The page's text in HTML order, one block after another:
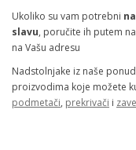
Ukoliko su vam potrebni
slavu, poručite ih putem
na Vašu adresu
Nadstolnjake iz naše
proizvodima koje možete
podmetači, prekrivači i